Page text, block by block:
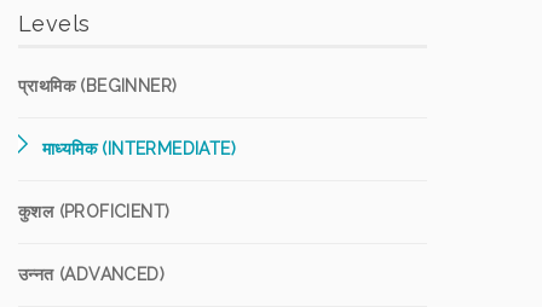
Levels
प्राथमिक (BEGINNER)
माध्यमिक (INTERMEDIATE)
कुशल (PROFICIENT)
उन्नत (ADVANCED)